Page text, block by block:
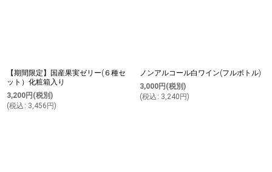
【期間限定】国産果実ゼリー(６種セ
ット）化粧箱入り
3,200円 (税別)
(税込 : 3,456 円)
ノンアルコール白ワイン(フルボトル)
3,000円 (税別)
(税込 : 3,240 円)